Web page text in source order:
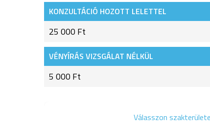
KONZULTÁCIÓ HOZOTT LELETTEL
25 000 Ft
VÉNYÍRÁS VIZSGÁLAT NÉLKÜL
5 000 Ft